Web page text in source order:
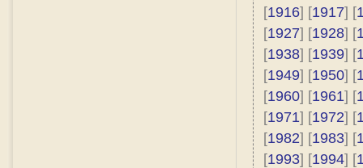
[1916] [1917] [
[1927] [1928] [
[1938] [1939] [
[1949] [1950] [
[1960] [1961] [
[1971] [1972] [
[1982] [1983] [
[1993] [1994] [